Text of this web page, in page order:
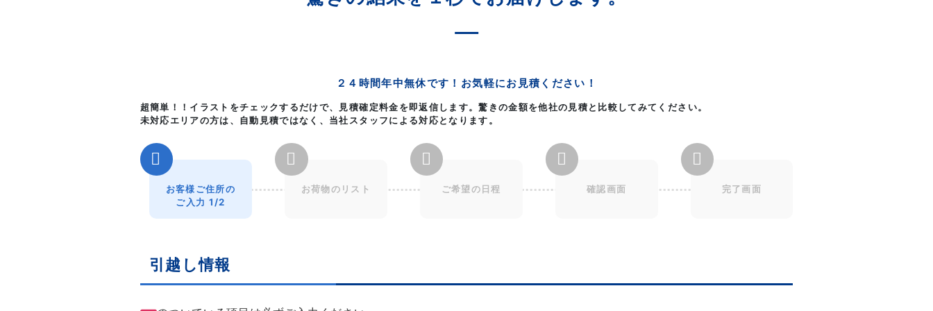
２４時間年中無休です！ お気軽にお見積ください！
超簡単！！イラストをチェックするだけで、見積確定料金を即返信します。驚きの金額を他社の見積と比較してみてください。
未対応エリアの方は、自動見積ではなく、当社スタッフによる対応となります。
お客様ご住所の
ご入力 1/2
お荷物のリスト ご希望の日程 確認画面 完了画面
引越し情報